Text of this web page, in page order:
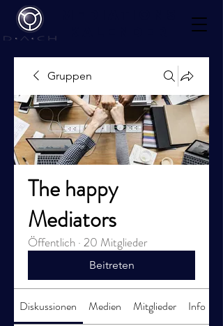
Gruppen
The happy
Mediators
Öffentlich · 20 Mitglieder
Beitreten
Diskussionen Medien Mitglieder Info